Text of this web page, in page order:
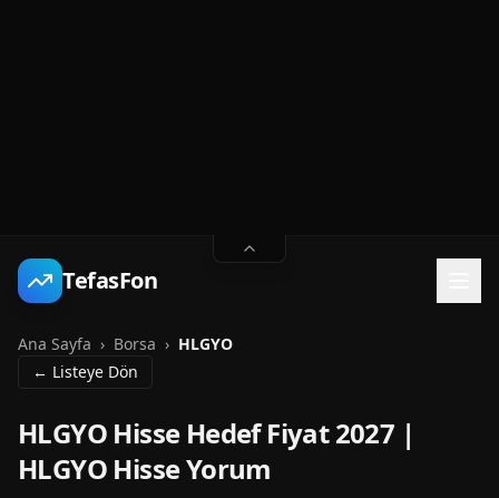
TefasFon
Ana Sayfa › Borsa › HLGYO
← Listeye Dön
HLGYO Hisse Hedef Fiyat 2027 |
HLGYO Hisse Yorum